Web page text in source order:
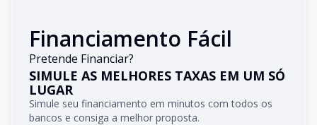
Financiamento Fácil
Pretende Financiar?
SIMULE AS MELHORES TAXAS EM UM SÓ
LUGAR
Simule seu financiamento em minutos com todos os
bancos e consiga a melhor proposta.